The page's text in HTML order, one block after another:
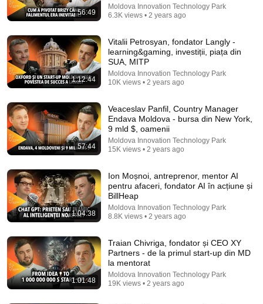
Oskar Hartmann Names the Businesses That Will
Grow in the Coming Years
Фаундер and Оскар Хартманн
Auto-dubbed
179K views
56:49
Moldova Innovation Technology Park
6.3K views • 2 years ago
1:12:44
Vitalii Petrosyan, fondator Langly -
learning&gaming, investiții, piața din
SUA, MITP
Moldova Innovation Technology Park
10K views • 2 years ago
57:44
Veaceslav Panfil, Country Manager
Endava Moldova - bursa din New York,
9 mld $, oamenii
Moldova Innovation Technology Park
15K views • 2 years ago
1:04:38
Ion Moșnoi, antreprenor, mentor AI
pentru afaceri, fondator AI în acțiune și
BillHeap
Moldova Innovation Technology Park
8.8K views • 2 years ago
1:01:48
Traian Chivriga, fondator și CEO XY
Partners - de la primul start-up din MD
la mentorat
Moldova Innovation Technology Park
19K views • 2 years ago